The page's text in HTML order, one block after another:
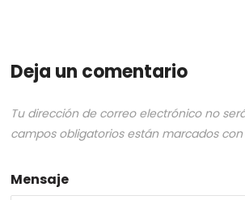
Deja un comentario
Tu dirección de correo electrónico no
campos obligatorios están marcados con
Mensaje